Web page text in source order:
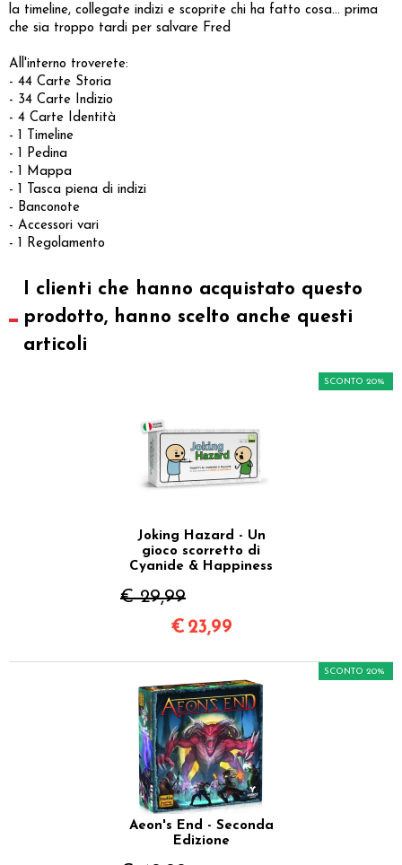
la timeline, collegate indizi e scoprite chi ha fatto cosa… prima
che sia troppo tardi per salvare Fred
All'interno troverete:
- 44 Carte Storia
- 34 Carte Indizio
- 4 Carte Identità
- 1 Timeline
- 1 Pedina
- 1 Mappa
- 1 Tasca piena di indizi
- Banconote
- Accessori vari
- 1 Regolamento
I clienti che hanno acquistato questo
prodotto, hanno scelto anche questi
articoli
Joking Hazard - Un
gioco scorretto di
Cyanide & Happiness
€ 29,99
SCONTO 20%
€ 23,99
Aeon's End - Seconda
Edizione
SCONTO 20%